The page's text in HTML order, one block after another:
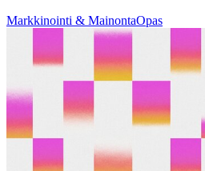
Markkinointi & MainontaOpas